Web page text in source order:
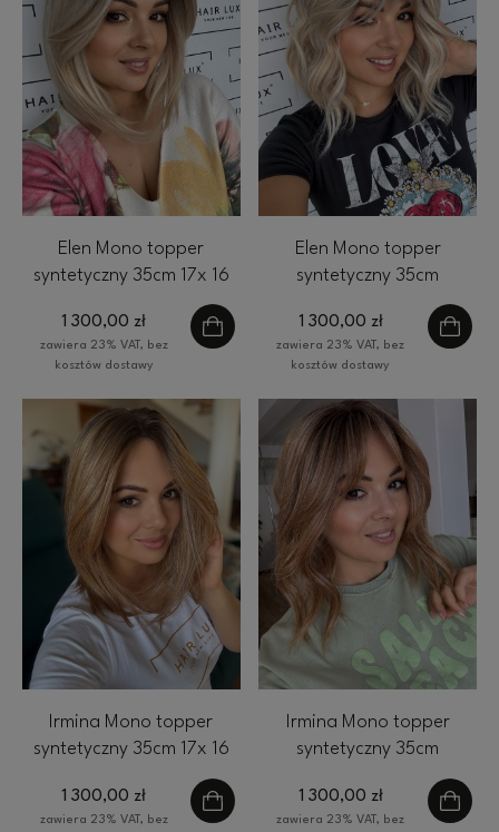
Elen Mono topper
syntetyczny 35cm 17x 16
cm HairLux jasny blond
baleyage
1 300,00 zł
zawiera 23% VAT, bez
kosztów dostawy
Elen Mono topper
syntetyczny 35cm
falowany 17x 16 cm
HairLux jasny blond
baleyage
1 300,00 zł
zawiera 23% VAT, bez
kosztów dostawy
Irmina Mono topper
syntetyczny 35cm 17x 16
1 300,00 zł
zawiera 23% VAT, bez
Irmina Mono topper
syntetyczny 35cm
falowany 17x 16 cm ciemny
blond
1 300,00 zł
zawiera 23% VAT, bez